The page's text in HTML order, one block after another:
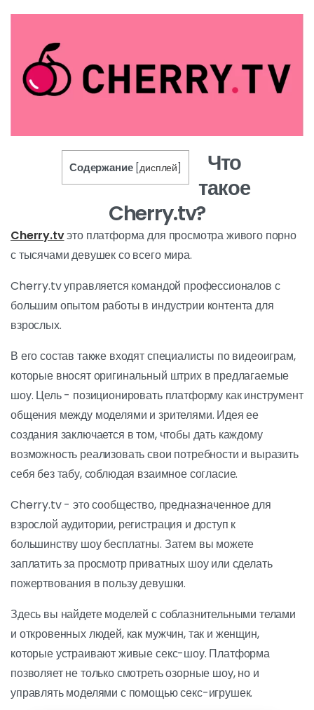
Содержание [дисплей
Что
такое
Cherry.tv?
Cherry.tvэто платформа для просмотра живого порно
с тысячами девушек со всего мира.
Cherry.tv управляется командой профессионалов с
большим опытом работы в индустрии контента для
взрослых.
В его состав также входят специалисты по видеоиграм,
которые вносят оригинальный штрих в предлагаемые
шоу. Цель - позиционировать платформу как инструмент
общения между моделями и зрителями. Идея ее
создания заключается в том, чтобы дать каждому
возможность реализовать свои потребности и выразить
себя без табу, соблюдая взаимное согласие.
Cherry.tv - это сообщество, предназначенное для
взрослой аудитории, регистрация и доступ к
большинству шоу бесплатны. Затем вы можете
заплатить за просмотр приватных шоу или сделать
пожертвования в пользу девушки.
Здесь вы найдете моделей с соблазнительными телами
и откровенных людей, как мужчин, так и женщин,
которые устраивают живые секс-шоу. Платформа
позволяет не только смотреть озорные шоу, но и
управлять моделями с помощью секс-игрушек.